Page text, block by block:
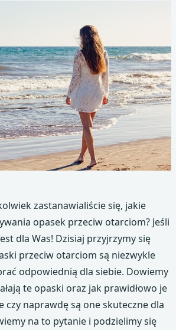
zastanawialiście się, jakie
opasek przeciw otarciom? Jeśli
dla Was! Dzisiaj przyjrzymy się
przeciw otarciom są niezwykle
odpowiednią dla siebie. Dowiemy
te opaski oraz jak prawidłowo je
czy naprawdę są one skuteczne dla
na to pytanie i podzielimy się